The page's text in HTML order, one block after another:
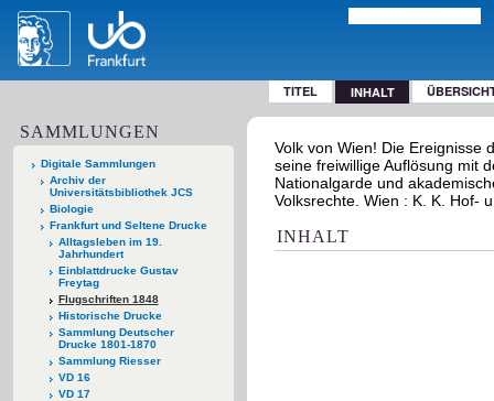
TITEL INHALT
SAMMLUNGEN
Digitale Sammlungen
Archiv der
Universitätsbibliothek JCS
Biologie
Frankfurt und Seltene Drucke
Alltagsleben im 19.
Jahrhundert
Einblattdrucke Gustav
Freytag
Flugschriften 1848
Historische Drucke
Sammlung Deutscher
Drucke 1801-1870
Sammlung Riesser
VD 16
VD 17
Volk von Wien! Die Ereignisse
seine freiwillige Auflösung mit
Nationalgarde und
Volksrechte. Wien : K. K. Hof-
INHALT